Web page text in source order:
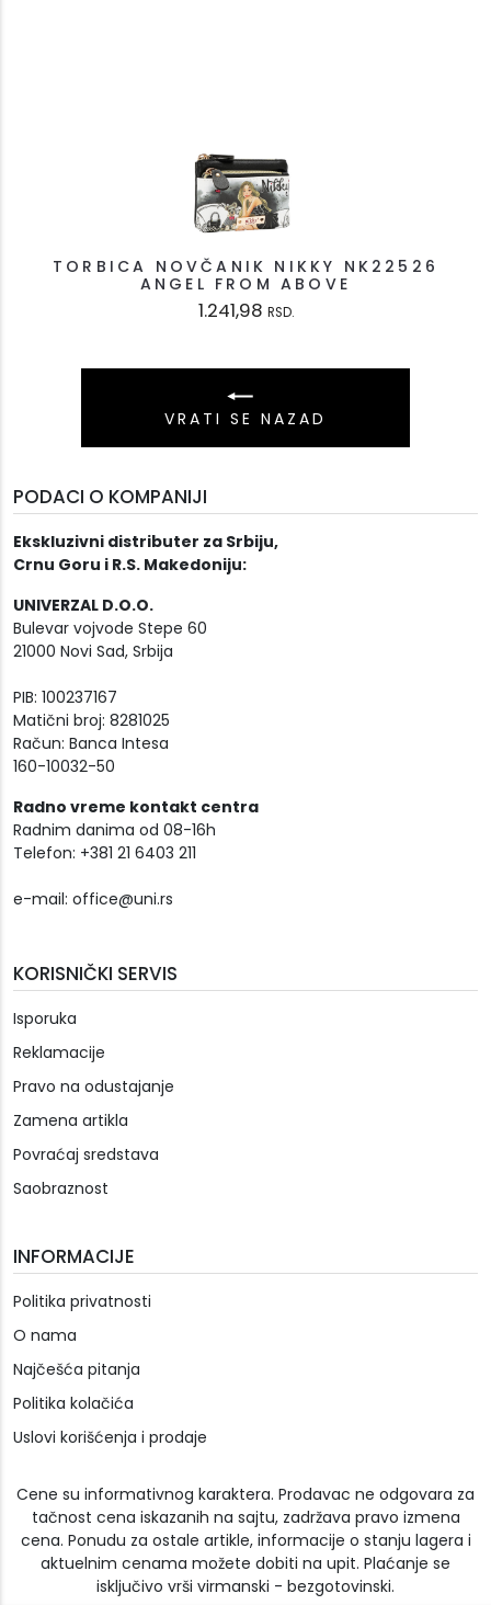
TORBICA NOVČANIK NIKKY NK22526
ANGEL FROM ABOVE
1.241,98 RSD.
VRATI SE NAZAD
PODACI O KOMPANIJI
Ekskluzivni distributer za Srbiju,
Crnu Goru i R.S. Makedoniju:
UNIVERZAL D.O.O.
Bulevar vojvode Stepe 60
21000 Novi Sad, Srbija
PIB: 100237167
Matični broj: 8281025
Račun: Banca Intesa
160-10032-50
Radno vreme kontakt centra
Radnim danima od 08-16h
Telefon: +381 21 6403 211
e-mail: office@uni.rs
KORISNIČKI SERVIS
Isporuka
Reklamacije
Pravo na odustajanje
Zamena artikla
Povraćaj sredstava
Saobraznost
INFORMACIJE
Politika privatnosti
O nama
Najčešća pitanja
Politika kolačića
Uslovi korišćenja i prodaje
Cene su informativnog karaktera. Prodavac ne odgovara za
tačnost cena iskazanih na sajtu, zadržava pravo izmena
cena. Ponudu za ostale artikle, informacije o stanju lagera i
aktuelnim cenama možete dobiti na upit. Plaćanje se
isključivo vrši virmanski - bezgotovinski.